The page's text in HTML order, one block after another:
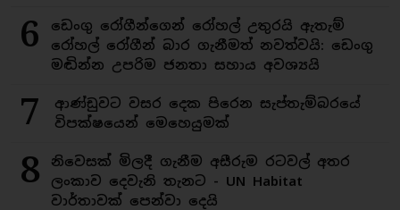
6
ඩෙංගු රෝගීන්ගෙන් රෝහල් උතුරයි ඇතැම්
රෝහල් රෝගීන් බාර ගැනීමත් නවත්වයි: ඩෙංගු
මඬින්න උපරිම ජනතා සහාය අවශ්‍යයි
7
ආණ්ඩුවට වසර දෙක පිරෙන සැප්තැම්බරයේ
විපක්ෂයෙන් මෙහෙයුමක්
8
නිවෙසක් මිලදී ගැනීම අසීරුම රටවල් අතර
ලංකාව දෙවැනි තැනට - UN Habitat
වාර්තාවක් පෙන්වා දෙයි